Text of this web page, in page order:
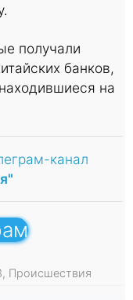
получали
банков,
на
канал
Происшествия